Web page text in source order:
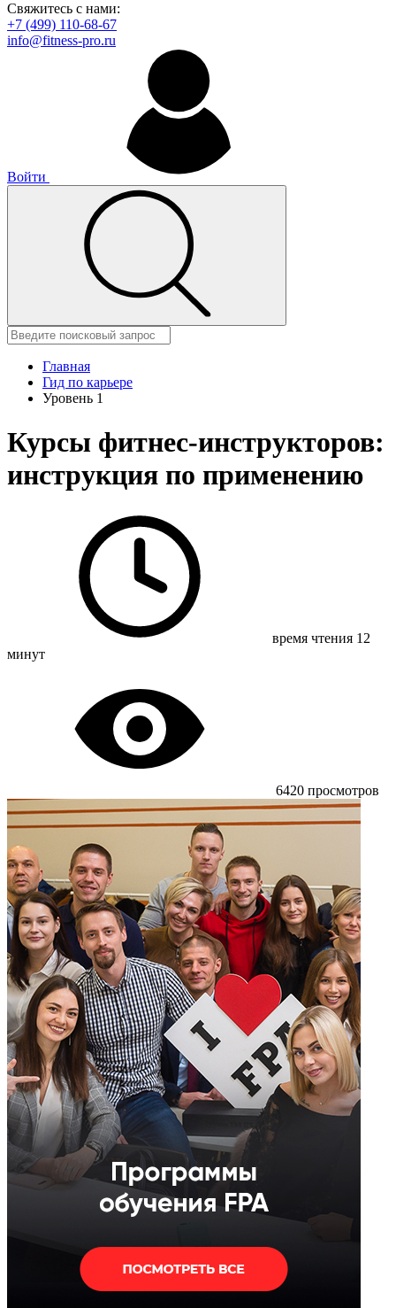
Свяжитесь с нами:
+7 (499) 110-68-67
info@fitness-pro.ru
Войти
Главная
Гид по карьере
Уровень 1
Курсы фитнес-инструкторов:
инструкция по применению
время чтения 12
минут
6420 просмотров